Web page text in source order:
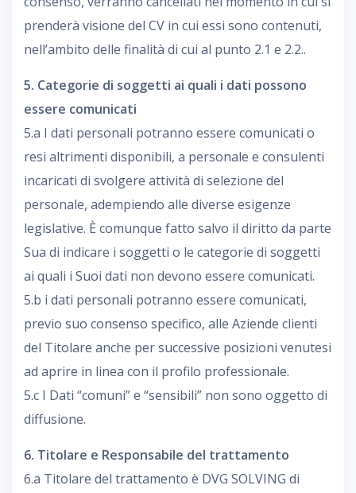
prenderà visione del CV in cui essi sono contenuti,
nell’ambito delle finalità di cui al punto 2.1 e 2.2..
5. Categorie di soggetti ai quali i dati possono
essere comunicati
5.a I dati personali potranno essere comunicati o
resi altrimenti disponibili, a personale e consulenti
incaricati di svolgere attività di selezione del
personale, adempiendo alle diverse esigenze
legislative. È comunque fatto salvo il diritto da parte
Sua di indicare i soggetti o le categorie di soggetti
ai quali i Suoi dati non devono essere comunicati.
5.b i dati personali potranno essere comunicati,
previo suo consenso specifico, alle Aziende clienti
del Titolare anche per successive posizioni venutesi
ad aprire in linea con il profilo professionale.
5.c I Dati “comuni” e “sensibili” non sono oggetto di
diffusione.
6. Titolare e Responsabile del trattamento
6.a Titolare del trattamento è DVG SOLVING di